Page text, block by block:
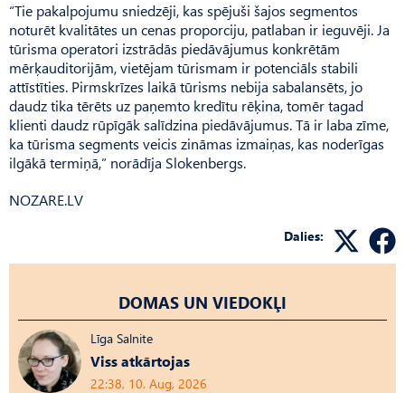
“Tie pakalpojumu sniedzēji, kas spējuši šajos segmentos
noturēt kvalitātes un cenas proporciju, patlaban ir ieguvēji. Ja
tūrisma operatori izstrādās piedāvājumus konkrētām
mērķauditorijām, vietējam tūrismam ir potenciāls stabili
attīstīties. Pirmskrīzes laikā tūrisms nebija sabalansēts, jo
daudz tika tērēts uz paņemto kredītu rēķina, tomēr tagad
klienti daudz rūpīgāk salīdzina piedāvājumus. Tā ir laba zīme,
ka tūrisma segments veicis zināmas izmaiņas, kas noderīgas
ilgākā termiņā,” norādīja Slokenbergs.
NOZARE.LV
Dalies:
DOMAS UN VIEDOKĻI
Līga Salnite
Viss atkārtojas
22:38, 10. Aug, 2026